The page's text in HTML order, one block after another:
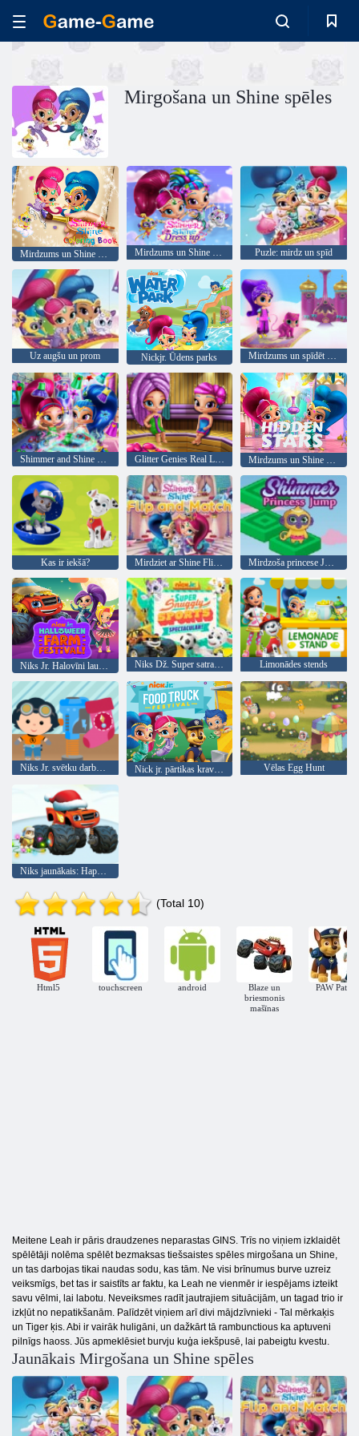
Mirgošana un Shine spēles
Mirdzums un Shine krāsojamā grāmata Mirdzums un Shine saģērbt Puzle: mirdz un spīd
Uz augšu un prom Nickjr. Ūdens parks Mirdzums un spīdēt Genie-rific darbi
Shimmer and Shine drēbju skapju tīrīšana Glitter Genies Real Life Sauna Mirdzums un Shine Slēptās Stars
Kas ir iekšā? Mirdziet ar Shine Flip un Match Mirdzoša princese Jump
Niks Dž. Super satraucoši sporta skats Limonādes stends
Niks Jr. svētku darbnīca Nick jr. pārtikas kravas festivāls! Vēlas Egg Hunt
Niks jaunākais: Happy Holidays Resort
(Total 10)
Html5 touchscreen android
Blaze un
briesmonis
mašīnas
PAW Patrol
Meitene Leah ir pāris draudzenes neparastas GINS. Trīs no viņiem izklaidēt
spēlētāji nolēma spēlēt bezmaksas tiešsaistes spēles mirgošana un Shine,
un tas darbojas tikai naudas sodu, kas tām. Ne visi brīnumus burve uzreiz
veiksmīgs, bet tas ir saistīts ar faktu, ka Leah ne vienmēr ir iespējams izteikt
savu vēlmi, lai labotu. Neveiksmes radīt jautrajiem situācijām, un tagad trio ir
izkļūt no nepatikšanām. Palīdzēt viņiem arī divi mājdzīvnieki - Tal mērkaķis
un Tiger ķis. Abi ir vairāk huligāni, un dažkārt tā rambunctious ka aptuveni
pilnīgs haoss. Jūs apmeklēsiet burvju kuģa iekšpusē, lai pabeigtu kvestu.
Jaunākais Mirgošana un Shine spēles